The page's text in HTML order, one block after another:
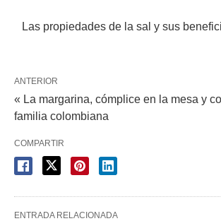
Las propiedades de la sal y sus
ANTERIOR
« La margarina, cómplice en la mesa y
familia colombiana
COMPARTIR
ENTRADA RELACIONADA